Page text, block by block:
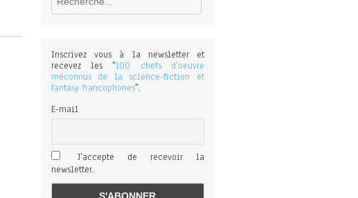
Inscrivez vous à la newsletter et
recevez les "100 chefs d'oeuvre
méconnus de la science-fiction et
fantasy francophones".
E-mail
J'accepte de recevoir la
newsletter.